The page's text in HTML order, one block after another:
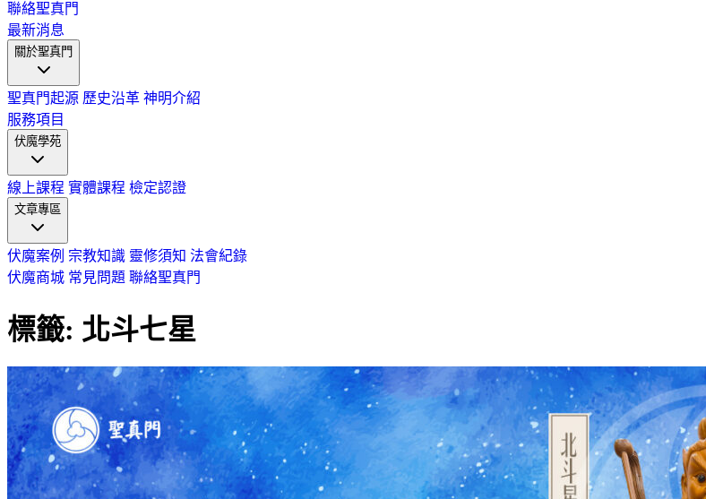
聯絡聖真門
最新消息
關於聖真門
聖真門起源 歷史沿革 神明介紹
服務項目
伏魔學苑
線上課程 實體課程 檢定認證
文章專區
伏魔案例 宗教知識 靈修須知 法會紀錄
伏魔商城 常見問題 聯絡聖真門
標籤: 北斗七星